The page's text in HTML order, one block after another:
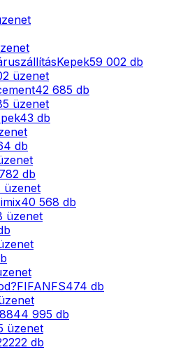
Kepek59 002 db
üzenet
42 685 db
üzenet
43 db
db
db
üzenet
40 568 db
üzenet
FIFANFS474 db
44 995 db
üzenet
22 db